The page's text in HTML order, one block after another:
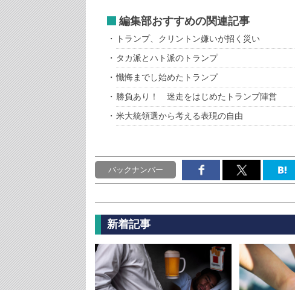
編集部おすすめの関連記事
トランプ、クリントン嫌いが招く災い
タカ派とハト派のトランプ
懺悔までし始めたトランプ
勝負あり！ 迷走をはじめたトランプ陣営
米大統領選から考える表現の自由
バックナンバー
新着記事